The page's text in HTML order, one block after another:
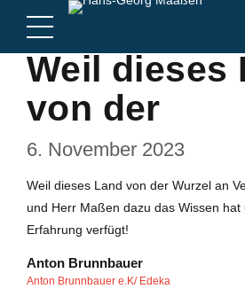
Weil dieses
von der
6. November 2023
Weil dieses Land von der Wurzel an
und Herr Maßen dazu das Wissen
Erfahrung verfügt!
Anton Brunnbauer
Anton Brunnbauer e.K/ Edeka